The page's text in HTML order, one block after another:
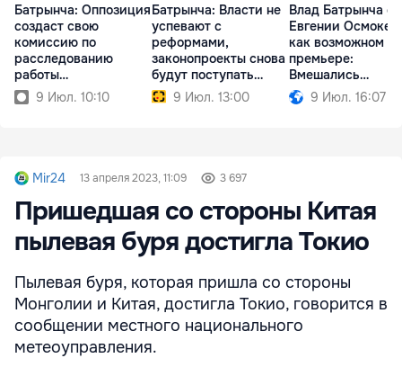
Батрынча: Оппозиция
создаст свою
комиссию по
расследованию
работы
госпредприятий
9 Июл. 10:10
Батрынча: Власти не
успевают с
реформами,
законопроекты снова
будут поступать
ночью9 Июл. 13:00
Влад Батрынча об
Евгении
как возможном
премьере:
Вмешались
европейцы
9 Июл. 16:07
Mir24 13 апреля 2023, 11:09 3 697
Пришедшая со стороны Китая
пылевая буря достигла Токио
Пылевая буря, которая пришла со стороны
Монголии и Китая, достигла Токио, говорится в
сообщении местного национального
метеоуправления.